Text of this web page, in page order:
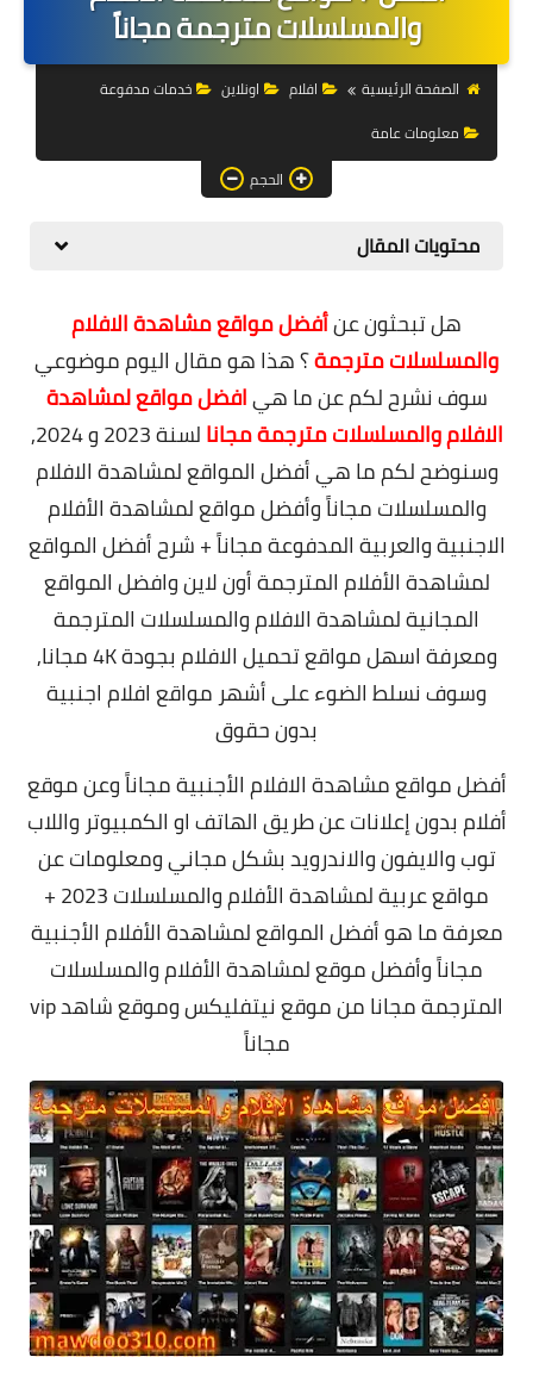
التجارة الالكترونية
التسويق
وظائف
المواقع
زيادة متابعين
العملات المشفرة
الاستثمار
والمسلسلات مترجمة مجاناً
الصفحة الرئيسية افلام اونلاين
خدمات مدفوعة
معلومات عامة
الحجم
محتويات المقال
هل تبحثون عنأفضل مواقع مشاهدة الافلام
والمسلسلات مترجمة؟هذا هو مقال اليوم موضوعي
سوف نشرح لكم عنما هيافضل مواقع لمشاهدة
الافلام والمسلسلات مترجمة مجانا
لسنة 2023 و 2024,
وسنوضح لكمما هي أفضل المواقع لمشاهدة الافلام
والمسلسلات مجاناً وأفضل مواقع لمشاهدة الأفلام
الاجنبية والعربية المدفوعة مجاناً + شرحأفضل المواقع
لمشاهدة الأفلام المترجمة أون لاين وافضل المواقع
المجانية لمشاهدة الافلام والمسلسلات المترجمة
ومعرفةاسهل
مواقع تحميل الافلام بجودة 4K مجانا,
وسوف نسلط الضوء على أشهر مواقع افلام اجنبية
بدون حقوق
أفضل مواقع مشاهدة الافلام الأجنبية مجاناً وعن موقع
أفلام بدون إعلانات عن طريق الهاتف او الكمبيوتر واللاب
توب والايفون والاندرويد بشكل مجاني ومعلومات عن
مواقع عربية لمشاهدة الأفلام والمسلسلات 2023 +
معرفة ما هو أفضل المواقع لمشاهدة الأفلام الأجنبية
مجاناً وأفضل موقع لمشاهدة الأفلام والمسلسلات
المترجمة مجانا من موقع نيتفليكس وموقع شاهد vip
مجاناً